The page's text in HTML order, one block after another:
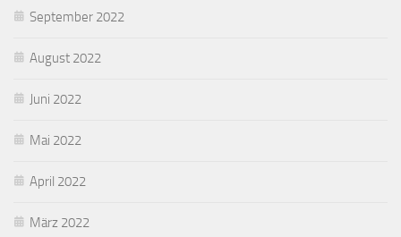
September 2022
August 2022
Juni 2022
Mai 2022
April 2022
März 2022